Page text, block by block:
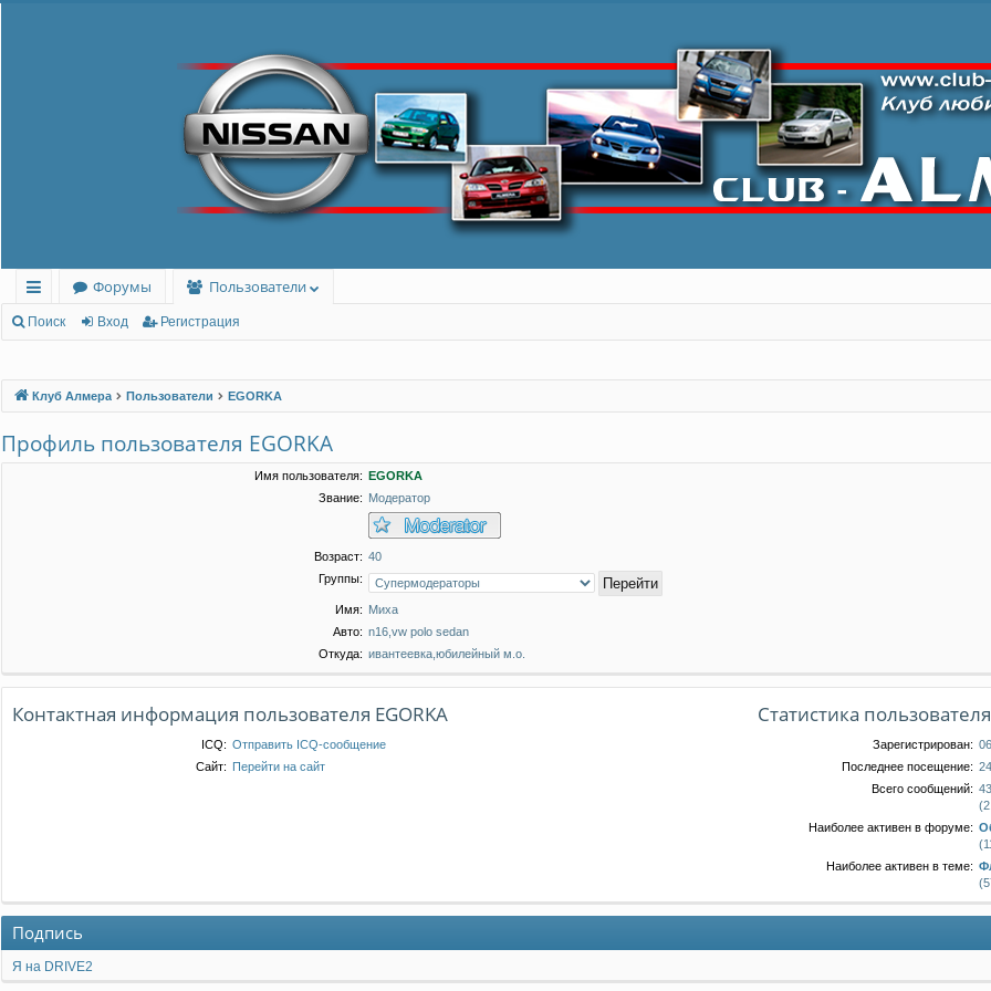
с
лк
Форумы
Пользователи
Поиск Вход Регистрация
Клуб Алмера Пользователи EGORKA
Профиль пользователя EGORKA
Имя пользователя: EGORKA
Звание: Модератор
Возраст: 40
Группы:
Имя: Миха
Авто: n16,vw polo sedan
Откуда: ивантеевка,юбилейный м.о.
Контактная информация пользователя EGORKA
ICQ: Отправить ICQ-сообщение
Сайт: Перейти на сайт
Статистика пользователя
Зарегистрирован:
Последнее посещение:
Всего сообщений:
Наиболее активен в форуме:
Наиболее активен в теме:
Подпись
Я на DRIVE2